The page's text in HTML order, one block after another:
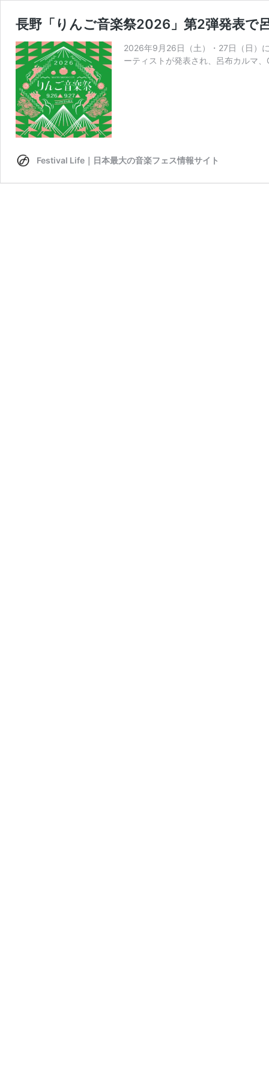
長野「りんご音楽祭2026」第2弾発表で
2026年9月26日（土）・27日（日）
ーティストが発表され、呂布カルマ
Festival Life｜日本最大の音楽フェス情報サイト